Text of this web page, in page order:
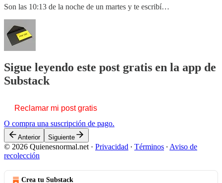
Son las 10:13 de la noche de un martes y te escribí…
Sigue leyendo este post gratis en la app de
Substack
Reclamar mi post gratis
O compra una suscripción de pago.
Anterior Siguiente
© 2026 Quienesnormal.net · Privacidad ∙ Términos ∙ Aviso de
recolección
Crea tu Substack